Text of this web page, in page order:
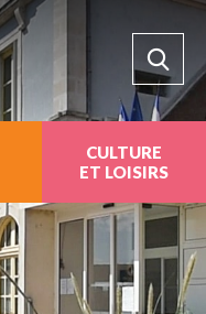
CULTURE
ET LOISIRS